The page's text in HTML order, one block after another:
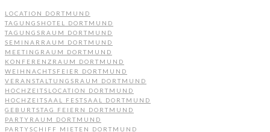
LOCATION DORTMUND
TAGUNGSHOTEL DORTMUND
TAGUNGSRAUM DORTMUND
SEMINARRAUM DORTMUND
MEETINGRAUM DORTMUND
KONFERENZRAUM DORTMUND
WEIHNACHTSFEIER DORTMUND
VERANSTALTUNGSRAUM DORTMUND
HOCHZEITSLOCATION DORTMUND
HOCHZEITSAAL FESTSAAL DORTMUND
GEBURTSTAG FEIERN DORTMUND
PARTYRAUM DORTMUND
PARTYSCHIFF MIETEN DORTMUND